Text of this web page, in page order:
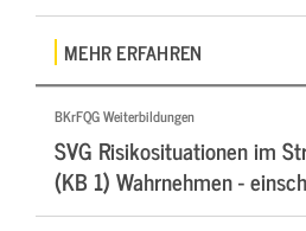
MEHR ERFAHREN
BKrFQG Weiterbildungen
SVG Risikosituationen im
(KB 1) Wahrnehmen -